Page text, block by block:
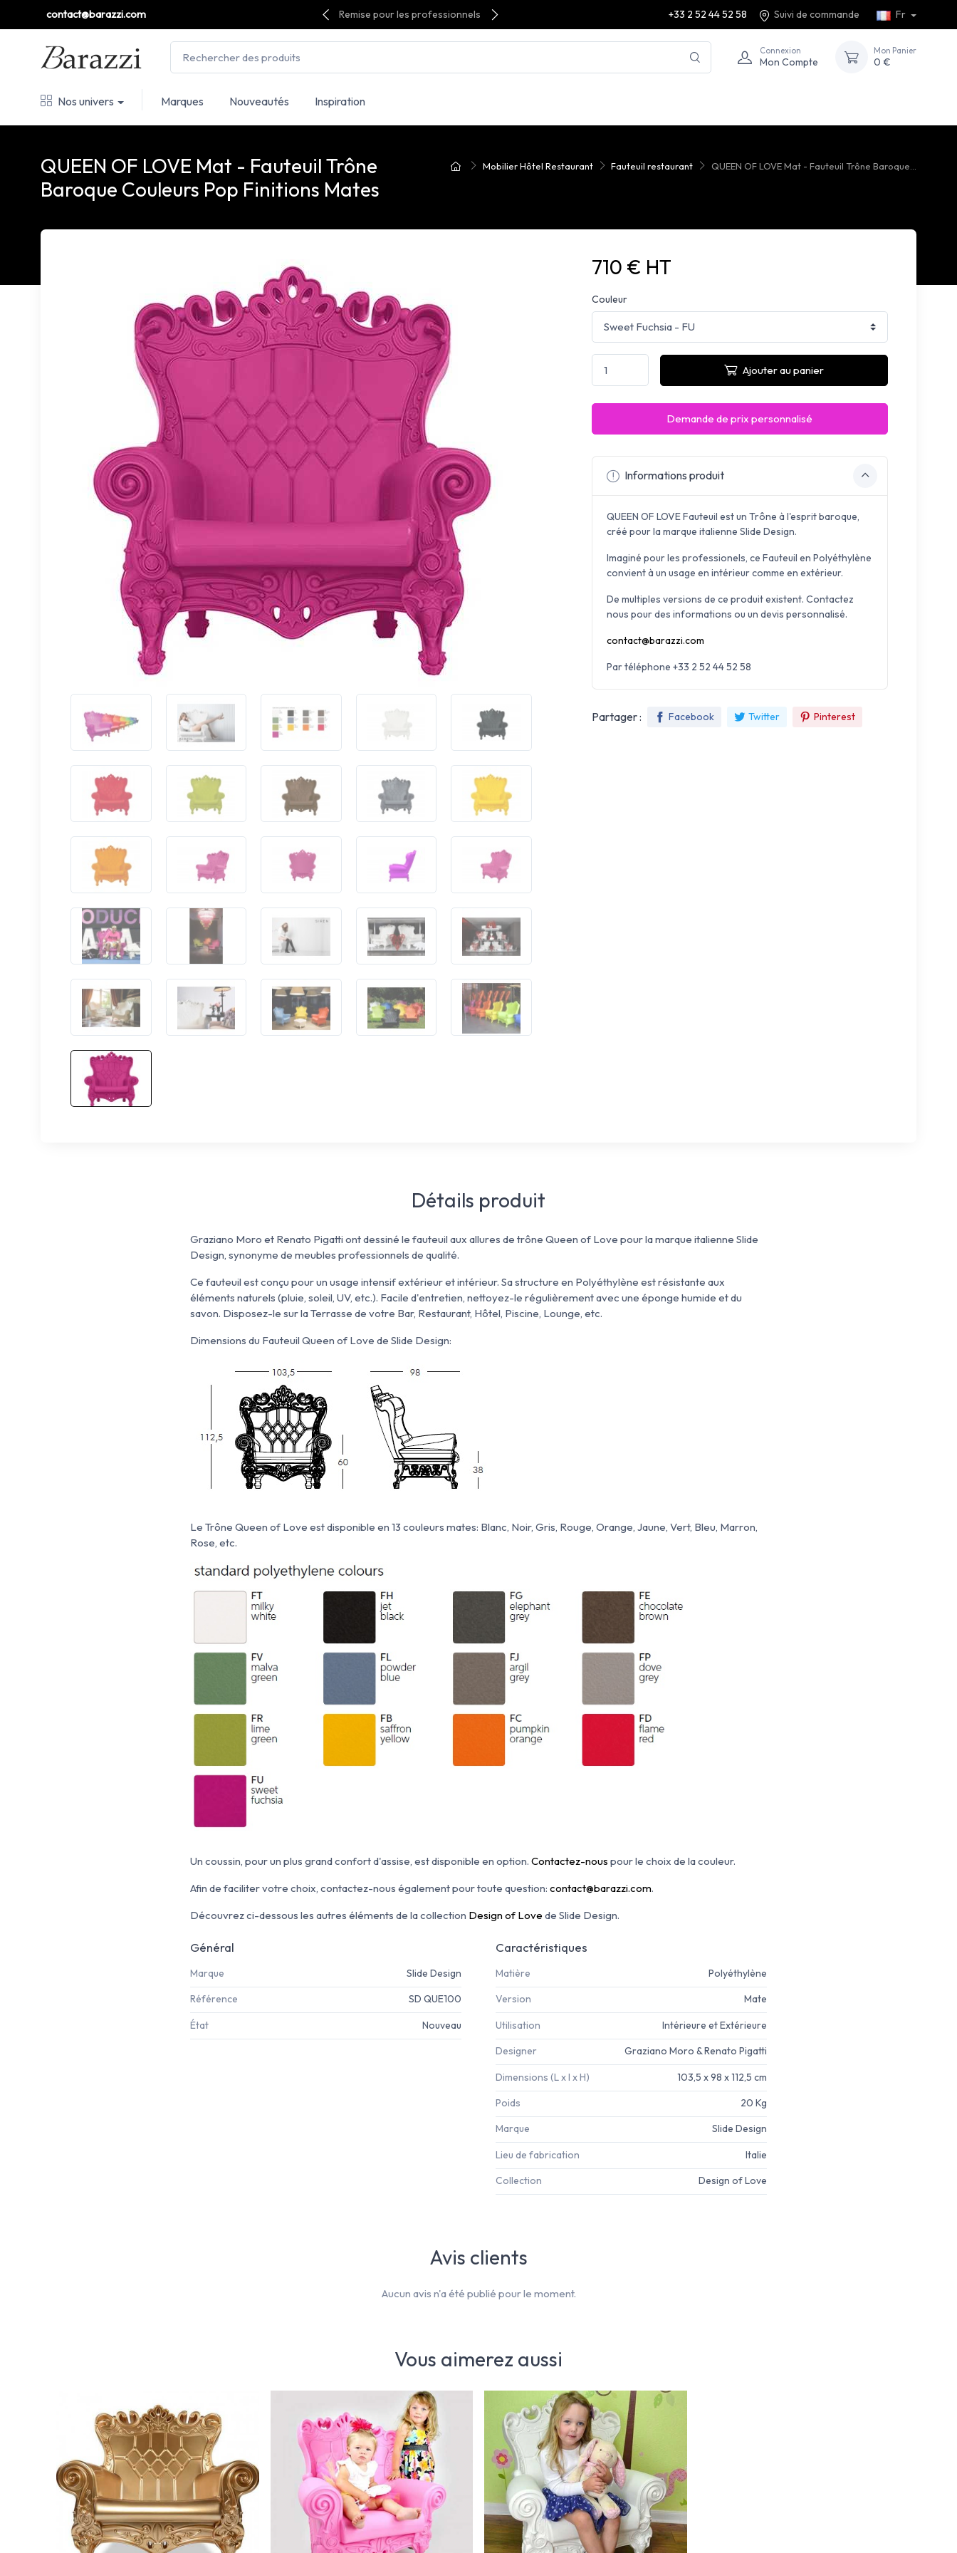
contact@barazzi.com Remise pour les professionnels +33 2 52 44 52 58 Suivi de commande Fr
Connexion
Mon Compte
Mon Panier
0 €
Nos univers Marques Nouveautés Inspiration
Mobilier Hôtel Restaurant Fauteuil restaurant QUEEN OF LOVE Mat - Fauteuil Trône Baroque...
QUEEN OF LOVE Mat - Fauteuil Trône
Baroque Couleurs Pop Finitions Mates
710 € HT
Couleur
Ajouter au panier
Demande de prix personnalisé
Informations produit
QUEEN OF LOVE Fauteuil est un Trône à l'esprit baroque,
créé pour la marque italienne Slide Design.
Imaginé pour les professionels, ce Fauteuil en Polyéthylène
convient à un usage en intérieur comme en extérieur.
De multiples versions de ce produit existent. Contactez
nous pour des informations ou un devis personnalisé.
contact@barazzi.com
Par téléphone +33 2 52 44 52 58
Partager : Facebook Twitter Pinterest
Détails produit
Graziano Moro et Renato Pigatti ont dessiné le fauteuil aux allures de trône Queen of Love pour la marque italienne Slide
Design, synonyme de meubles professionnels de qualité.
Ce fauteuil est conçu pour un usage intensif extérieur et intérieur. Sa structure en Polyéthylène est résistante aux
éléments naturels (pluie, soleil, UV, etc.). Facile d'entretien, nettoyez-le régulièrement avec une éponge humide et du
savon. Disposez-le sur la Terrasse de votre Bar, Restaurant, Hôtel, Piscine, Lounge, etc.
Dimensions du Fauteuil Queen of Love de Slide Design:
Le Trône Queen of Love est disponible en 13 couleurs mates: Blanc, Noir, Gris, Rouge, Orange, Jaune, Vert, Bleu, Marron,
Rose, etc.
Un coussin, pour un plus grand confort d'assise, est disponible en option. Contactez-nous pour le choix de la couleur.
Afin de faciliter votre choix, contactez-nous également pour toute question: contact@barazzi.com.
Découvrez ci-dessous les autres éléments de la collection Design of Love de Slide Design.
Général
Marque Slide Design
Référence SD QUE100
État Nouveau
Caractéristiques
Matière Polyéthylène
Version Mate
Utilisation Intérieure et Extérieure
Designer Graziano Moro & Renato Pigatti
Dimensions (L x l x H) 103,5 x 98 x 112,5 cm
Poids 20 Kg
Marque Slide Design
Lieu de fabrication Italie
Collection Design of Love
Vous aimerez aussi
Avis clients
Aucun avis n'a été publié pour le moment.